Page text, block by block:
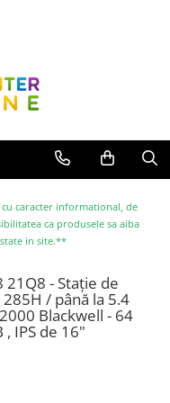
caracter informational, de
ca produsele sa aiba
in site.**
21Q8 - Stație de
/ până la 5.4
Blackwell - 64
, IPS de 16"